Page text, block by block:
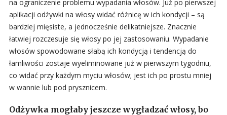
na ograniczenie problemu wypadania włosów. Już po pierwszej
aplikacji odżywki na włosy widać różnicę w ich kondycji – są
bardziej mięsiste, a jednocześnie delikatniejsze. Znacznie
łatwiej rozczesuje się włosy po jej zastosowaniu. Wypadanie
włosów spowodowane słabą ich kondycją i tendencją do
łamliwości zostaje wyeliminowane już w pierwszym tygodniu,
co widać przy każdym myciu włosów; jest ich po prostu mniej
w wannie lub pod prysznicem.
Odżywka mogłaby jeszcze wygładzać włosy, bo